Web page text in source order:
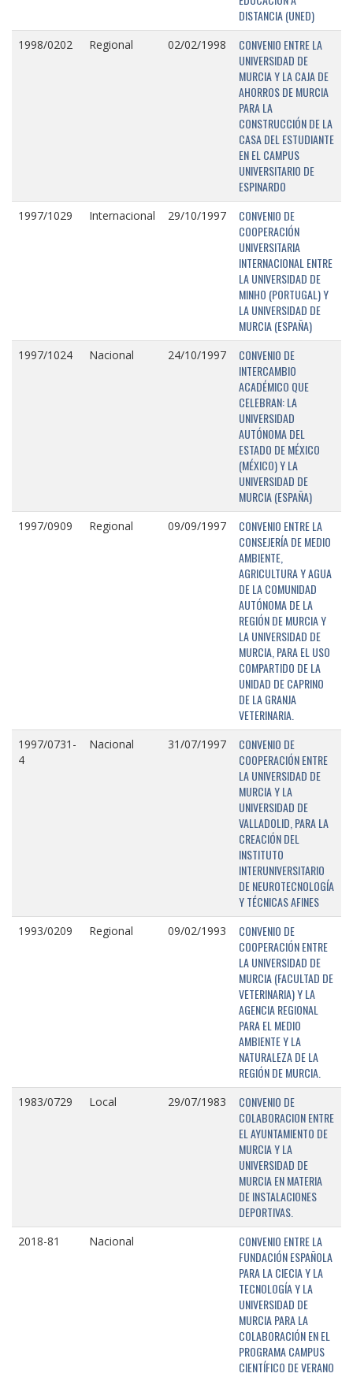
DISTANCIA (UNED)
1998/0202 Regional 02/02/1998
CONVENIO ENTRE LA
UNIVERSIDAD DE
MURCIA Y LA CAJA DE
AHORROS DE MURCIA
PARA LA
CONSTRUCCIÓN DE LA
CASA DEL ESTUDIANTE
EN EL CAMPUS
UNIVERSITARIO DE
ESPINARDO
1997/1029 Internacional 29/10/1997
CONVENIO DE
COOPERACIÓN
UNIVERSITARIA
INTERNACIONAL ENTRE
LA UNIVERSIDAD DE
MINHO (PORTUGAL) Y
LA UNIVERSIDAD DE
MURCIA (ESPAÑA)
1997/1024 Nacional 24/10/1997
CONVENIO DE
INTERCAMBIO
ACADÉMICO QUE
CELEBRAN: LA
UNIVERSIDAD
AUTÓNOMA DEL
ESTADO DE MÉXICO
(MÉXICO) Y LA
UNIVERSIDAD DE
MURCIA (ESPAÑA)
1997/0909 Regional 09/09/1997
CONVENIO ENTRE LA
CONSEJERÍA DE MEDIO
AMBIENTE,
AGRICULTURA Y AGUA
DE LA COMUNIDAD
AUTÓNOMA DE LA
REGIÓN DE MURCIA Y
LA UNIVERSIDAD DE
MURCIA, PARA EL USO
COMPARTIDO DE LA
UNIDAD DE CAPRINO
DE LA GRANJA
VETERINARIA.
1997/0731-
4
Nacional 31/07/1997
CONVENIO DE
COOPERACIÓN ENTRE
LA UNIVERSIDAD DE
MURCIA Y LA
UNIVERSIDAD DE
VALLADOLID, PARA LA
CREACIÓN DEL
INSTITUTO
INTERUNIVERSITARIO
DE NEUROTECNOLOGÍA
Y TÉCNICAS AFINES
1993/0209 Regional 09/02/1993
CONVENIO DE
COOPERACIÓN ENTRE
LA UNIVERSIDAD DE
MURCIA (FACULTAD DE
VETERINARIA) Y LA
AGENCIA REGIONAL
PARA EL MEDIO
AMBIENTE Y LA
NATURALEZA DE LA
REGIÓN DE MURCIA.
1983/0729 Local 29/07/1983
CONVENIO DE
COLABORACION ENTRE
EL AYUNTAMIENTO DE
MURCIA Y LA
UNIVERSIDAD DE
MURCIA EN MATERIA
DE INSTALACIONES
DEPORTIVAS.
2018-81 Nacional
CONVENIO ENTRE LA
FUNDACIÓN ESPAÑOLA
PARA LA CIECIA Y LA
TECNOLOGÍA Y LA
UNIVERSIDAD DE
MURCIA PARA LA
COLABORACIÓN EN EL
PROGRAMA CAMPUS
CIENTÍFICO DE VERANO